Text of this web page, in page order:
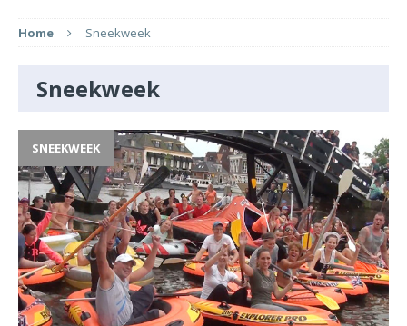
Home Sneekweek
Sneekweek
SNEEKWEEK